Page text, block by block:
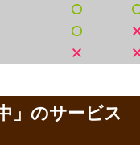
」のサービス